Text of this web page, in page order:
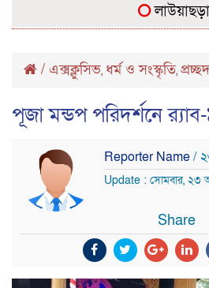
লাউয়াছড়ায়
/ এক্সক্লুসিভ, ধর্ম ও সংস্কৃতি, প্রচ্ছদ
পূজা মন্ডপ পরিদর্শনে
Reporter Name/
Update : সোমবার, ২৩
Share